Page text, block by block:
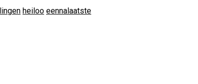
heiloo eennalaatste